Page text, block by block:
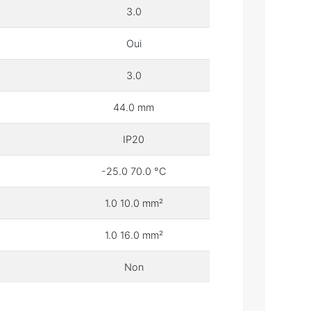
3.0
Oui
3.0
44.0 mm
IP20
-25.0 70.0 °C
1.0 10.0 mm²
1.0 16.0 mm²
Non